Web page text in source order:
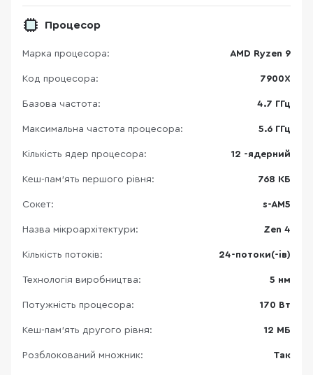
Процесор
Марка процесора: AMD Ryzen 9
Код процесора: 7900X
Базова частота: 4.7 ГГц
Максимальна частота процесора: 5.6 ГГц
Кількість ядер процесора: 12 -ядерний
Кеш-пам’ять першого рівня: 768 КБ
Сокет: s-AM5
Назва мікроархітектури: Zen 4
Кількість потоків: 24-потоки(-ів)
Технологія виробництва: 5 нм
Потужність процесора: 170 Вт
Кеш-пам’ять другого рівня: 12 МБ
Розблокований множник: Так